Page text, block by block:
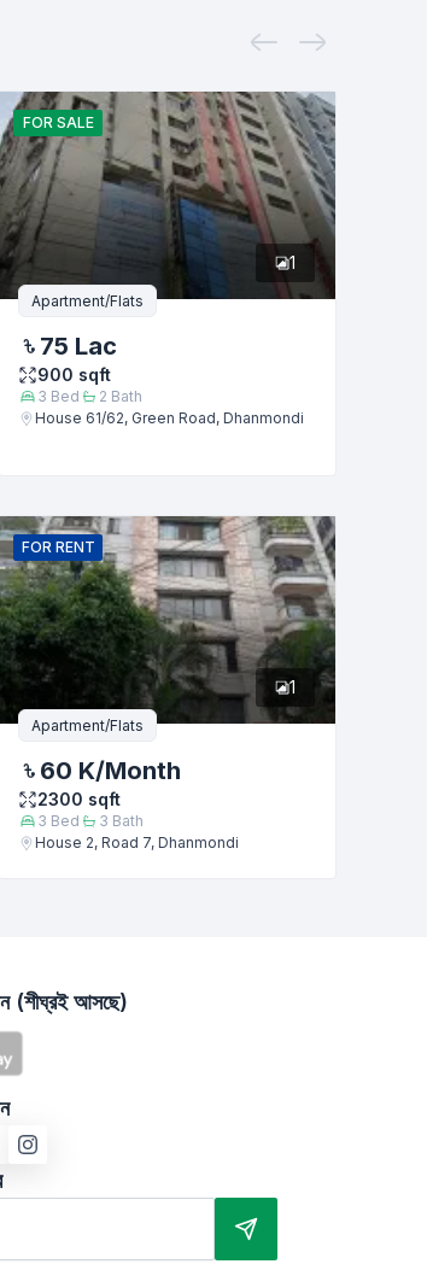
FOR SALE
1
Apartment/Flats
75 Lac
900 sqft
3 Bed 2 Bath
House 61/62, Green Road, Dhanmondi
FOR RENT
1
Apartment/Flats
60 K/Month
2300 sqft
3 Bed 3 Bath
House 2, Road 7, Dhanmondi
(শীঘ্রই আসছে)